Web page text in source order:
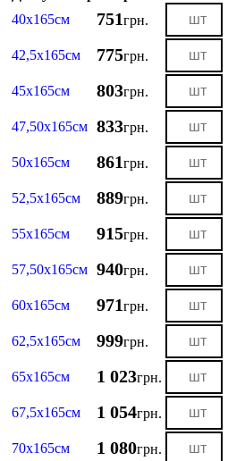
40х165см
751грн.
42,5х165см 775грн.
45х165см 803грн.
47,50х165см 833грн.
50х165см 861грн.
52,5х165см 889грн.
55х165см 915грн.
57,50х165см 940грн.
60х165см 971грн.
62,5х165см 999грн.
65х165см 1 023грн.
67,5х165см 1 054грн.
70х165см 1 080грн.